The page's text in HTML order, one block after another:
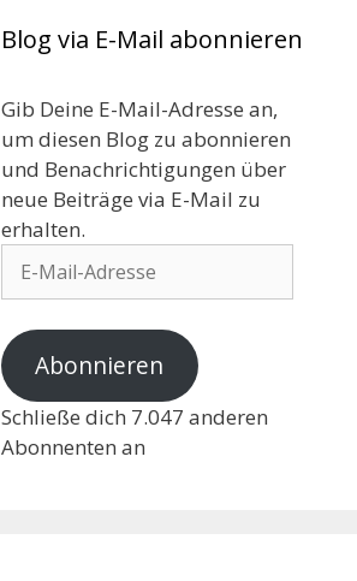
Blog via E-Mail abonnieren
Gib Deine E-Mail-Adresse an,
um diesen Blog zu abonnieren
und Benachrichtigungen über
neue Beiträge via E-Mail zu
erhalten.
Abonnieren
Schließe dich 7.047 anderen
Abonnenten an